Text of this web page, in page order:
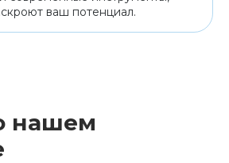
ваш потенциал.
нашем